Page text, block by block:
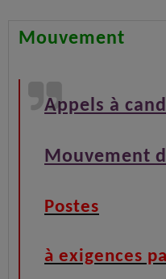
Mouvement
Appels à
Mouvement
Postes
à exigences